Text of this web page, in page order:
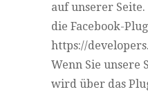
auf unserer
die Facebook-
https://
Wenn Sie unsere
wird über das